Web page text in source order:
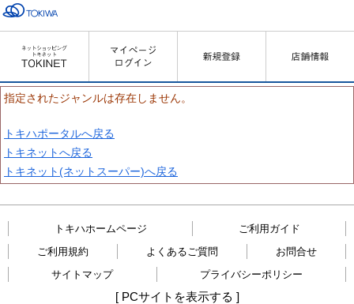
指定されたジャンルは存在しません。
トキハポータルへ戻る
トキネットへ戻る
トキネット(ネットスーパー)へ戻る
トキハホームページ
ご利用ガイド
ご利用規約
よくあるご質問
お問合せ
サイトマップ
プライバシーポリシー
[ PCサイトを表示する ]